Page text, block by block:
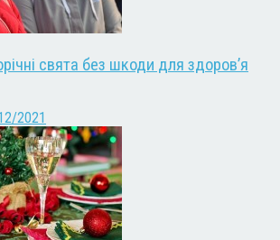
свята без шкоди для здоров’я
2021